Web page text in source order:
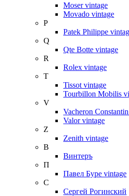
Moser vintage
Movado vintage
P
Patek Philippe
Q
Qte Botte vintage
R
Rolex vintage
T
Tissot vintage
Tourbillon Mobilis
V
Vacheron
Valor vintage
Z
Zenith vintage
В
Винтеръ
П
Павел Буре vintage
С
Сергей Рогинский